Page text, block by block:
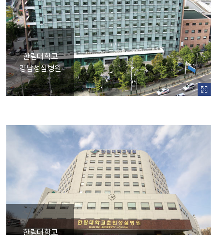
한림대학교
강남성심병원
한림대학교